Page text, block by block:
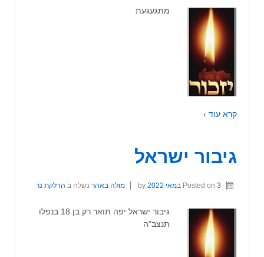
מתגעגעת
קרא עוד ›
גיבור ישראל
Posted on 3 במאי 2022 מולה באהר נשלח ב הדלקת נר
גיבור ישראל יפה תואר רק בן 18 בנפלו
תנצב"ה